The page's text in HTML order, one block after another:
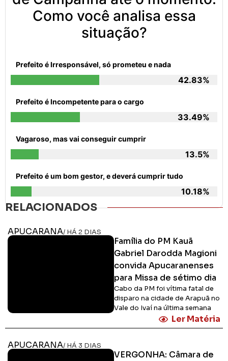
Como você analisa essa
situação?
Prefeito é Irresponsável, só prometeu e nada
42.83%
Prefeito é Incompetente para o cargo
33.49%
Vagaroso, mas vai conseguir cumprir
13.5%
Prefeito é um bom gestor, e deverá cumprir tudo
10.18%
RELACIONADOS
APUCARANA/ HÁ 2 DIAS
Família do PM Kauã
Gabriel Darodda Magioni
convida Apucaranenses
para Missa de sétimo dia
Cabo da PM foi vítima fatal de
disparo na cidade de Arapuã no
Vale do Ivaí na última semana
Ler Matéria
APUCARANA/ HÁ 3 DIAS
VERGONHA: Câmara de